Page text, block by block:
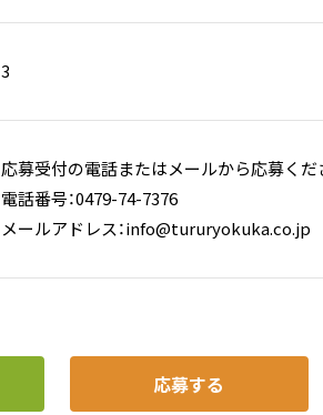
3
応募受付の電話またはメールから応募くだ
電話番号：0479-74-7376
メールアドレス：info@tururyokuka.co.jp
応募する